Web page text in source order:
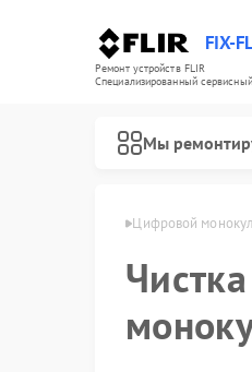
FIX-
Ремонт устройств FLIR
Специализированный
Мы
в Владивостоке Цифровой